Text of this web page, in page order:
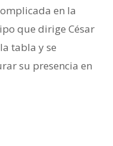
en la
que dirige César
tabla y se
su presencia en